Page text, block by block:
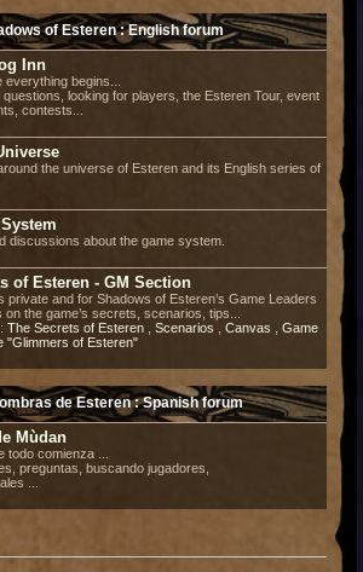
of Esteren : English forum
Inn
begins...
questions, looking for players, the Esteren Tour, event
contests...
the universe of Esteren and its English series of
discussions about the game system.
of Esteren - GM Section
private and for Shadows of Esteren’s Game Leaders
on the game’s secrets, scenarios, tips...
The Secrets of Esteren Scenarios Canvas
Game
"Glimmers of Esteren"
de Esteren : Spanish forum
Mùdan
todo comienza ...
preguntas, buscando jugadores,
...